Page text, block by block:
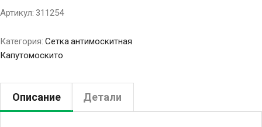
Артикул: 311254
Категория: Сетка антимоскитная
Капутомоскито
Описание Детали